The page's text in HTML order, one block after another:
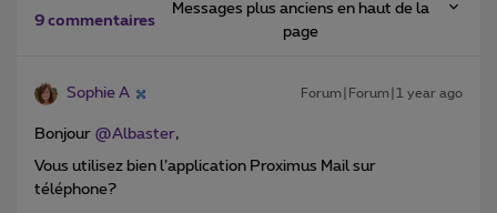
9 commentaires
Messages plus anciens en haut de la
page
Sophie A Forum|Forum|1 year ago
Bonjour @Albaster,
Vous utilisez bien l’application Proximus Mail sur
téléphone?